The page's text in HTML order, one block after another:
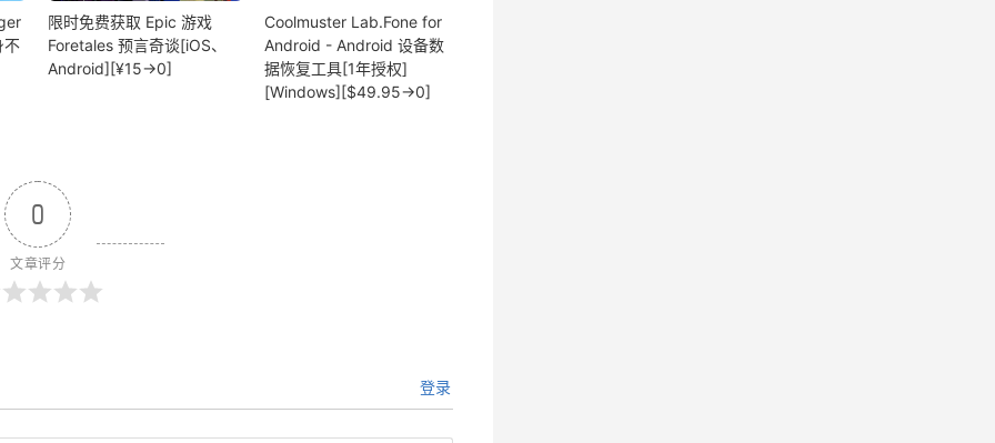
不
限时免费获取 Epic 游戏
Foretales 预言奇谈[iOS、
Android][¥15→0]
Coolmuster Lab.Fone for
Android - Android 设备数
据恢复工具[1年授权]
[Windows][$49.95→0]
0
文章评分
登录